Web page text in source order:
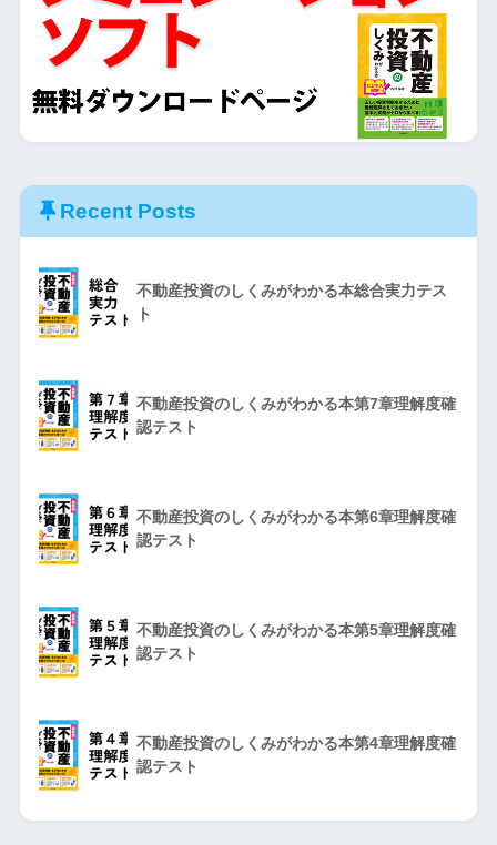
Recent Posts
不動産投資のしくみがわかる本総合実力テス
ト
不動産投資のしくみがわかる本第7章理解度確
認テスト
不動産投資のしくみがわかる本第6章理解度確
認テスト
不動産投資のしくみがわかる本第5章理解度確
認テスト
不動産投資のしくみがわかる本第4章理解度確
認テスト